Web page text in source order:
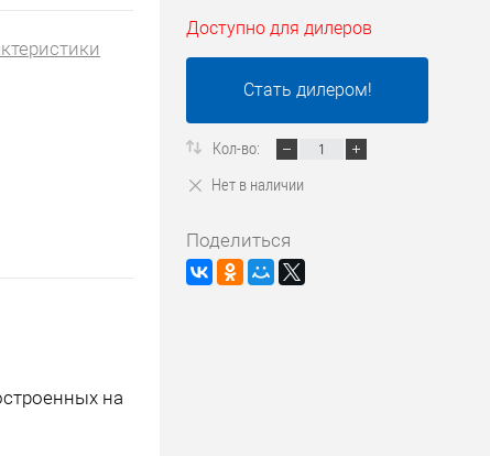
на
Доступно для дилеров
Стать дилером!
Кол-во:
Нет в наличии
Поделиться